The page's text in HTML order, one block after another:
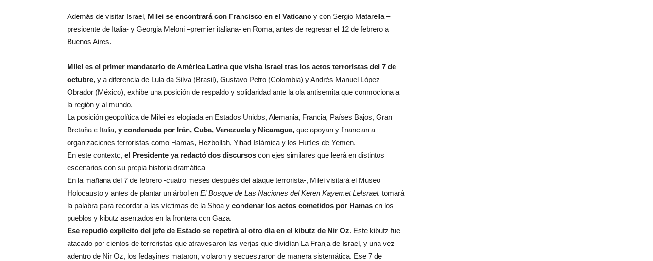
Además de visitar Israel, Milei se encontrará con Francisco en el Vaticano y con Sergio Matarella –
presidente de Italia- y Georgia Meloni –premier italiana- en Roma, antes de regresar el 12 de febrero a
Buenos Aires.
Milei es el primer mandatario de América Latina que visita Israel tras los actos terroristas del 7 de
octubre, y a diferencia de Lula da Silva (Brasil), Gustavo Petro (Colombia) y Andrés Manuel López
Obrador (México), exhibe una posición de respaldo y solidaridad ante la ola antisemita que conmociona a
la región y al mundo.
La posición geopolítica de Milei es elogiada en Estados Unidos, Alemania, Francia, Países Bajos, Gran
Bretaña e Italia, y condenada por Irán, Cuba, Venezuela y Nicaragua, que apoyan y financian a
organizaciones terroristas como Hamas, Hezbollah, Yihad Islámica y los Hutíes de Yemen.
En este contexto, el Presidente ya redactó dos discursos con ejes similares que leerá en distintos
escenarios con su propia historia dramática.
En la mañana del 7 de febrero -cuatro meses después del ataque terrorista-, Milei visitará el Museo
Holocausto y antes de plantar un árbol en El Bosque de Las Naciones del Keren Kayemet LeIsrael, tomará
la palabra para recordar a las víctimas de la Shoa y condenar los actos cometidos por Hamas en los
pueblos y kibutz asentados en la frontera con Gaza.
Ese repudió explícito del jefe de Estado se repetirá al otro día en el kibutz de Nir Oz. Este kibutz fue
atacado por cientos de terroristas que atravesaron las verjas que dividían La Franja de Israel, y una vez
adentro de Nir Oz, los fedayines mataron, violaron y secuestraron de manera sistemática. Ese 7 de